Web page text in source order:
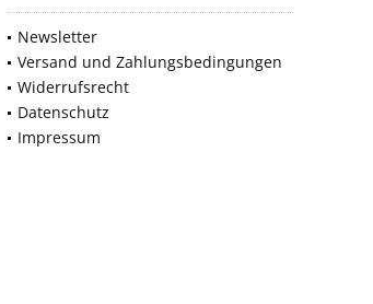
Newsletter
Versand und Zahlungsbedingungen
Widerrufsrecht
Datenschutz
Impressum